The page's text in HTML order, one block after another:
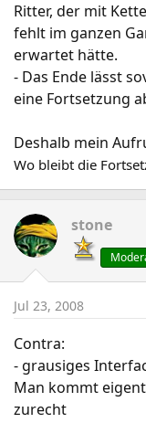
Ritter, der mit
fehlt im ganzen
erwartet hätte.
- Das Ende lässt
eine Fortsetzung
Deshalb mein
Wo bleibt die
stone
Jul 23, 2008
Contra:
- grausiges
Man kommt
zurecht